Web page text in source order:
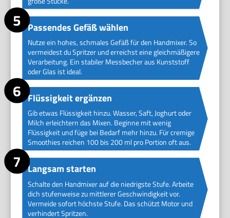
Passendes Gefäß wählen
Nutze ein hohes, schmales Gefäß für den Handmixer. So
vermeidest du Spritzer und erreichst eine gleichmäßigere
Verarbeitung. Ein stabiler Messbecher aus Kunststoff
oder Glas ist ideal.
Flüssigkeit ergänzen
Gib etwas Flüssigkeit hinzu. Wasser, Saft, Joghurt oder
Milch erleichtern das Mixen. Beginne mit wenig
Flüssigkeit und füge bei Bedarf mehr hinzu. Für cremige
Smoothies reichen 100 bis 200 ml pro Portion oft aus.
Langsam starten
Schalte den Handmixer auf die niedrigste Stufe. Arbeite
dich stufenweise zu mittlerer Geschwindigkeit vor.
Vermeide sofort höchste Stufe. Das schützt Motor und
verhindert Spritzen.